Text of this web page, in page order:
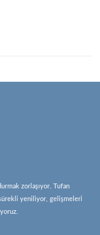
zorlaşıyor. Tufan
sürekli yeniliyor, gelişmeleri